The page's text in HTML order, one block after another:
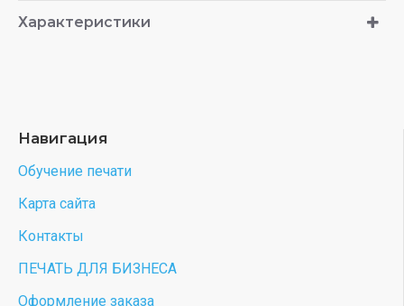
Характеристики
Навигация
Обучение печати
Карта сайта
Контакты
ПЕЧАТЬ ДЛЯ БИЗНЕСА
Оформление заказа